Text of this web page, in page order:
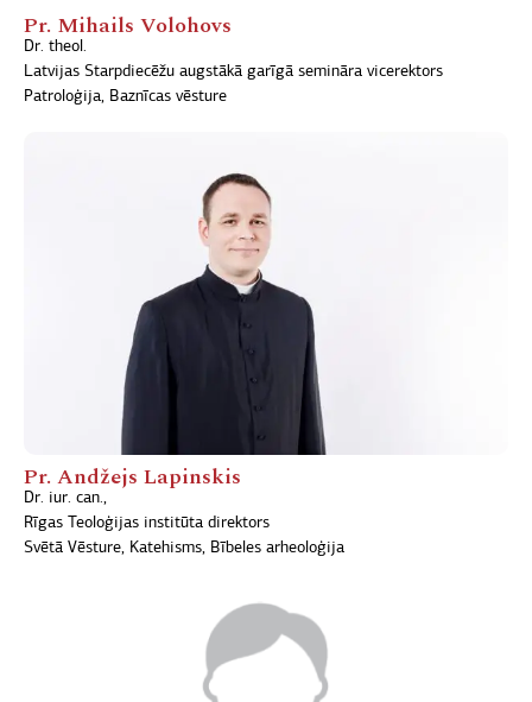
Pr. Mihails Volohovs
Dr. theol.
Latvijas Starpdiecēžu augstākā garīgā semināra vicerektors
Patroloģija, Baznīcas vēsture
Pr. Andžejs Lapinskis
Dr. iur. can.,
Rīgas Teoloģijas institūta direktors
Svētā Vēsture, Katehisms, Bībeles arheoloģija